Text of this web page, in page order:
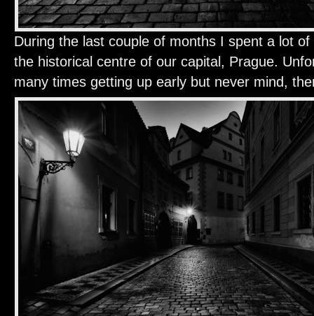
During the last couple of months I spent a lot
the historical centre of our capital, Prague.
many times getting up early but never mind,